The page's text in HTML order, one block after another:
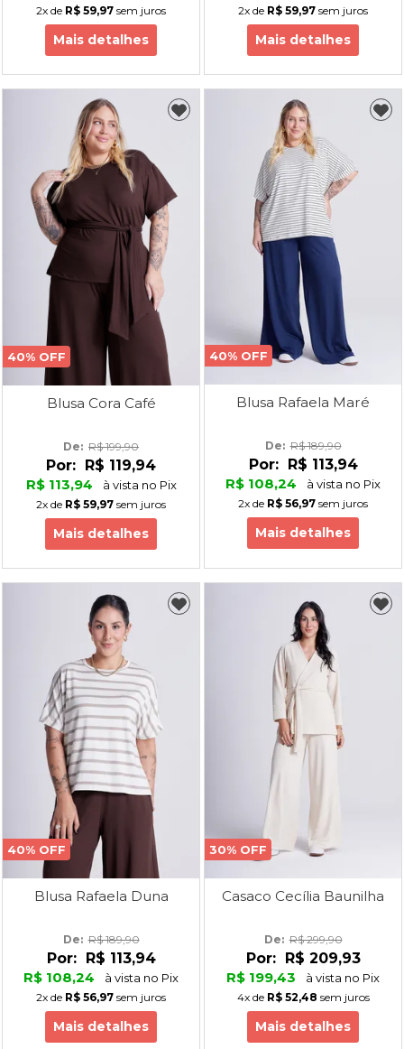
2x de R$ 59,97 sem juros
Mais detalhes
2x de R$ 59,97 sem juros
Mais detalhes
40% OFF
Blusa Cora Café
De: R$ 199,90
Por: R$ 119,94
R$ 113,94
à vista no Pix
2x de R$ 59,97 sem juros
Mais detalhes
40% OFF
Blusa Rafaela Maré
De: R$ 189,90
Por:
R$ 113,94
R$ 108,24
à vista no Pix
2x de R$ 56,97 sem juros
Mais detalhes
40% OFF
Blusa Rafaela Duna
De: R$ 189,90
Por: R$ 113,94
R$ 108,24
à vista no Pix
2x de R$ 56,97 sem juros
Mais detalhes
30% OFF
Casaco Cecília Baunilha
De: R$ 299,90
Por: R$ 209,93
R$ 199,43
à vista no Pix
4xde R$ 52,48 sem juros
Mais detalhes